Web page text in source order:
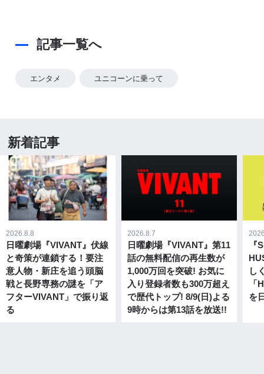
記事一覧へ
エンタメ ユニコーンに乗って
新着記事
日曜劇場『VIVANT』伏線
と奇策が連鎖する！要注
意人物・新庄を追う頭脳
戦と長野専務の謎を「ア
フターVIVANT」で振り返
る
2026.8.8
日曜劇場『VIVANT』第11
話の無料配信の再生数が
1,000万回を突破! お気に
入り登録者数も300万超え
で歴代トップ! 8/9(日)よる
9時からは第13話を放送!!
2026.8.7
『
し
「
を